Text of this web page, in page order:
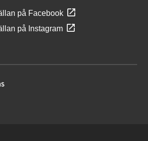
på Facebook
på Instagram